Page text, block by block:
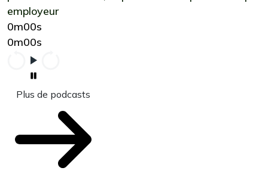
employeur
0m00s
0m00s
Plus de podcasts